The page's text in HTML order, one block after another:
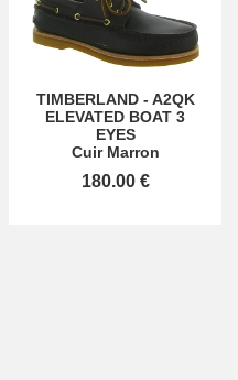
TIMBERLAND- A2QK
ELEVATED BOAT 3
EYES
Cuir Marron
180.00 €